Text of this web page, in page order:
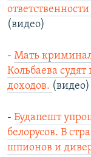
(видео)
- Мать
Кольбаева
доходов. (видео)
- Будапешт
белорусов. В
шпионов и